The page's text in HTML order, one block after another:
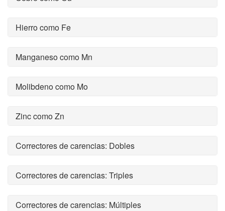
Hierro como Fe
Manganeso como Mn
Molibdeno como Mo
Zinc como Zn
Correctores de carencias: Dobles
Correctores de carencias: Triples
Correctores de carencias: Múltiples